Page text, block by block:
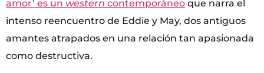
amor’ es un western contemporáneo que narra el
intenso reencuentro de Eddie y May, dos antiguos
amantes atrapados en una relación tan apasionada
como destructiva.